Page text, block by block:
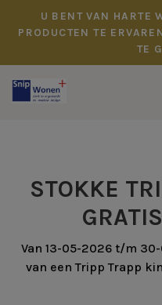
U BENT VAN HARTE
PRODUCTEN TE
TE
STOKKE
Van 13-05-2026 t/m
van een Tripp Trapp